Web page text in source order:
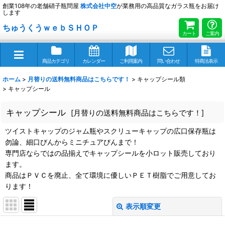
創業108年の老舗硝子瓶問屋 株式会社中空が業務用の高品質なガラス瓶をお届け
します
ちゅうくうｗｅｂＳＨＯＰ
カート ご案内
商品カテゴリ カレンダー ご利用案内 問い合わせ 特商法表示
ホーム > 月替りの送料無料商品はこちらです！ > キャップシール類
> キャップシール
キャップシール [月替りの送料無料商品はこちらです！ ]
ツイストキャップのジャム瓶やスクリューキャップの広口保存瓶は
勿論、細口びんからミニチュアびんまで！
専門店ならではの品揃えでキャップシールを小ロット販売しており
ます。
商品はＰＶＣを廃止、全て環境に優しいＰＥＴ樹脂でご用意してお
ります！
表示順変更